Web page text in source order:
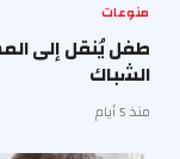
منوعات
طفل يُنقل إلى
الشباك
منذ 5 أيام